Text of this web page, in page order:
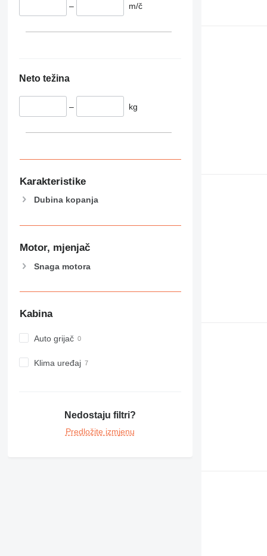
– m/č
Neto težina
– kg
Karakteristike
Dubina kopanja
Motor, mjenjač
Snaga motora
Kabina
Auto grijač
Klima uređaj
Nedostaju filtri?
Predložite izmjenu